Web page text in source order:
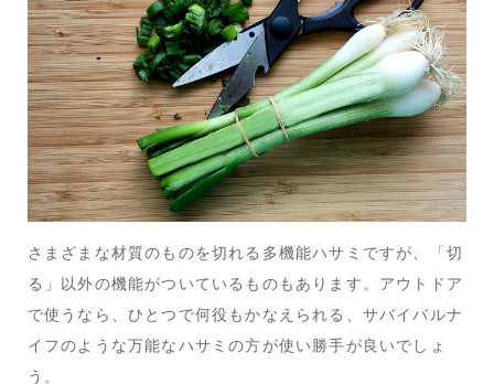
さまざまな材質のものを切れる多機能ハサミですが、「切
る」以外の機能がついているものもあります。アウトドア
で使うなら、ひとつで何役もかなえられる、サバイバルナ
イフのような万能なハサミの方が使い勝手が良いでしょ
う。